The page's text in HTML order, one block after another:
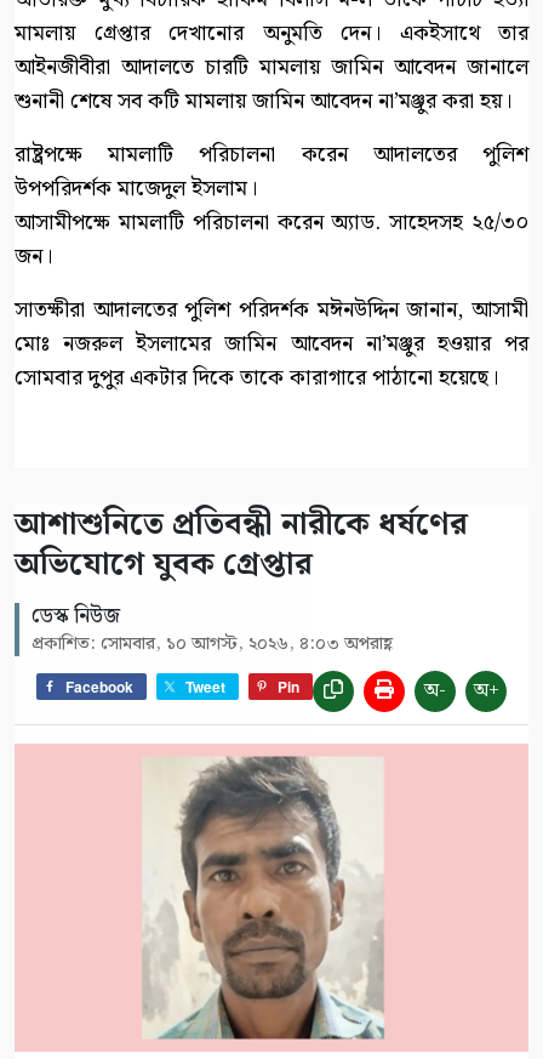
মামলায় গ্রেপ্তার দেখানোর অনুমতি দেন। একইসাথে তার
আইনজীবীরা আদালতে চারটি মামলায় জামিন আবেদন জানালে
শুনানী শেষে সব কটি মামলায় জামিন আবেদন না’মঞ্জুর করা হয়।
রাষ্ট্রপক্ষে মামলাটি পরিচালনা করেন আদালতের পুলিশ
উপপরিদর্শক মাজেদুল ইসলাম।
আসামীপক্ষে মামলাটি পরিচালনা করেন অ্যাড. সাহেদসহ ২৫/৩০
জন।
সাতক্ষীরা আদালতের পুলিশ পরিদর্শক মঈনউদ্দিন জানান, আসামী
মোঃ নজরুল ইসলামের জামিন আবেদন না’মঞ্জুর হওয়ার পর
সোমবার দুপুর একটার দিকে তাকে কারাগারে পাঠানো হয়েছে।
আশাশুনিতে প্রতিবন্ধী নারীকে ধর্ষণের
অভিযোগে যুবক গ্রেপ্তার
ডেস্ক নিউজ
প্রকাশিত: সোমবার, ১০ আগস্ট, ২০২৬, ৪:০৩ অপরাহ্ণ
Facebook Tweet Pin অ- অ+